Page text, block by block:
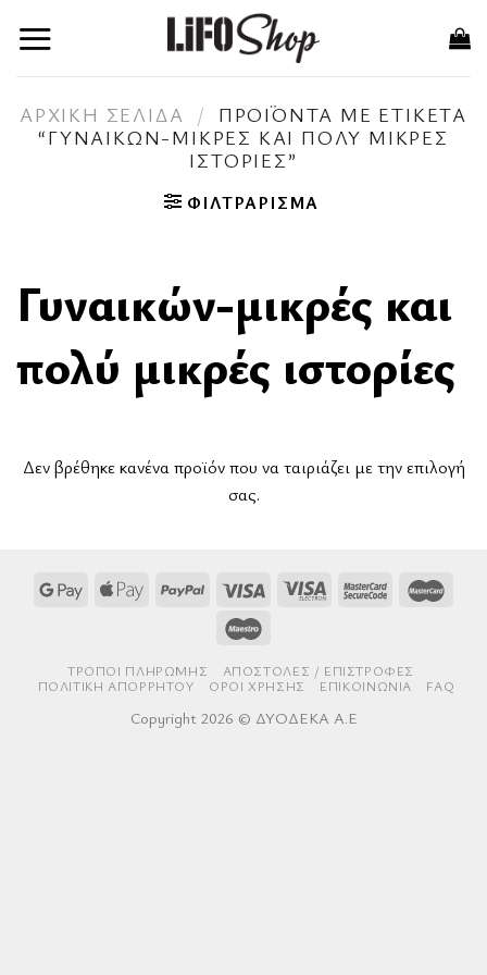
ΑΡΧΙΚΉ ΣΕΛΊΔΑ /
ΠΡΟΪΌΝΤΑ ΜΕ ΕΤΙΚΈΤΑ
“ΓΥΝΑΙΚΏΝ-ΜΙΚΡΈΣ ΚΑΙ ΠΟΛΎ ΜΙΚΡΈΣ
ΙΣΤΟΡΊΕΣ”
ΦΙΛΤΡΆΡΙΣΜΑ
Γυναικών-μικρές και
πολύ μικρές ιστορίες
Δεν βρέθηκε κανένα προϊόν που να ταιριάζει με την επιλογή
σας.
ΤΡΌΠΟΙ ΠΛΗΡΩΜΉΣ
AΠΟΣΤΟΛΈΣ / ΕΠΙΣΤΡΟΦΈΣ
ΠΟΛΙΤΙΚΉ ΑΠΟΡΡΉΤΟΥ
ΌΡΟΙ ΧΡΉΣΗΣ ΕΠΙΚΟΙΝΩΝΊΑ FAQ
Copyright 2026 © ΔΥΟΔΕΚΑ Α.Ε